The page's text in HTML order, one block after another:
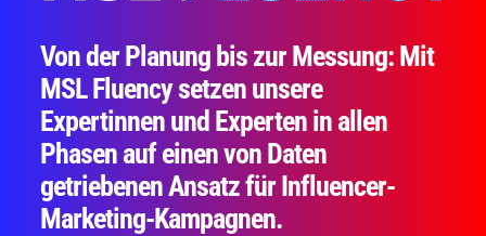
Von der Planung bis zur Messung: Mit
MSL Fluency setzen unsere
Expertinnen und Experten in allen
Phasen auf einen von Daten
getriebenen Ansatz für Influencer-
Marketing-Kampagnen.